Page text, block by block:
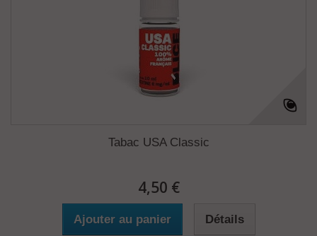
Tabac USA Classic
4,50 €
Ajouter au panier Détails